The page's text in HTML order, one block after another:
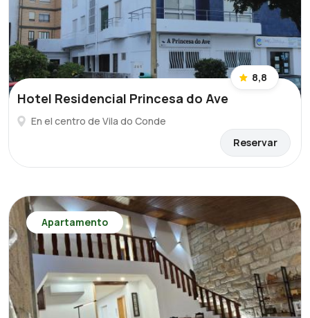
8,8
Hotel Residencial Princesa do Ave
En el centro de Vila do Conde
Reservar
Apartamento